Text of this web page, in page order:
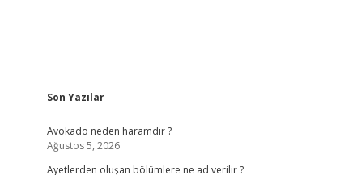
Sidebar
Son Yazılar
Avokado neden haramdır ?
Ağustos 5, 2026
Ayetlerden oluşan bölümlere ne ad verilir ?